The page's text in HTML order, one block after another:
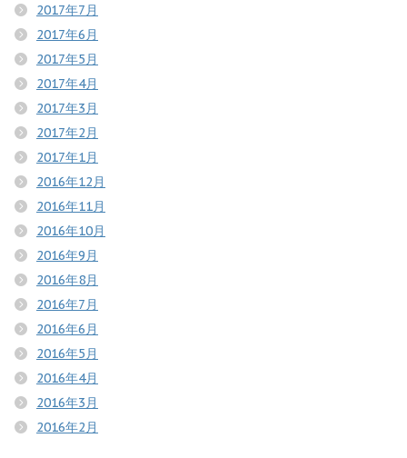
2017年7月
2017年6月
2017年5月
2017年4月
2017年3月
2017年2月
2017年1月
2016年12月
2016年11月
2016年10月
2016年9月
2016年8月
2016年7月
2016年6月
2016年5月
2016年4月
2016年3月
2016年2月